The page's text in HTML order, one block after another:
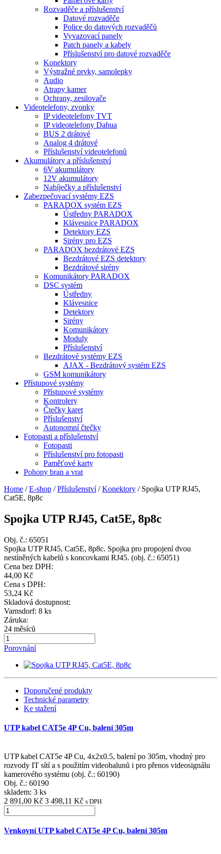
Rozvaděče a příslušenství
Datové rozvaděče
Police do datových rozvaděčů
Vyvazovací panely
Patch panely a kabely
Příslušenství pro datové rozvaděče
Konektory
Výstražné prvky, samolepky
Audio
Atrapy kamer
Ochrany, zesilovače
Videotelefony, zvonky
IP videotelefony TVT
IP videotelefony Dahua
BUS 2 drátové
Analog 4 drátové
Příslušenství videotelefonů
Akumulátory a příslušenství
6V akumulátory
12V akumulátory
Nabíječky a příslušenství
Zabezpečovací systémy EZS
PARADOX systém EZS
Ústředny PARADOX
Klávesnice PARADOX
Detektory EZS
Sirény pro EZS
PARADOX bezdrátové EZS
Bezdrátové EZS detektory
Bezdrátové sirény
Komunikátory PARADOX
DSC systém
Ústředny
Klávesnice
Detektory
Sirény
Komunikátory
Moduly
Příslušenství
Bezdrátové systémy EZS
AJAX - Bezdrátový systém EZS
GSM komunikátory
Přístupové systémy
Přístupové systémy
Kontrolery
Čtečky karet
Příslušenství
Autonomní čtečky
Fotopasti a příslušenství
Fotopasti
Příslušenství pro fotopasti
Paměťové karty
Pohony bran a vrat
Home / E-shop / Příslušenství / Konektory /Spojka UTP RJ45,
Cat5E, 8p8c
Spojka UTP RJ45, Cat5E, 8p8c
Obj. č.: 65051
Spojka UTP RJ45, Cat5E, 8p8c. Spojka pro propojení dvou
nestíněných kabelů s koncovkami RJ45. (obj. č.: 65051)
Cena bez DPH:
44,00 Kč
Cena s DPH:
53,24 Kč
Skladová dostupnost:
Varnsdorf: 8 ks
Záruka:
24 měsíců
Porovnání
Doporučené produkty
Technické parametry
Ke stažení
UTP kabel CAT5e 4P Cu, balení 305m
UTP kabel CAT5e 4P Cu, 4x2x0.5, balení po 305m, vhodný pro
rozvody IT sítí a s použitím videobalunů i pro přenos videosignálu
kamerového systému (obj. č.: 60190)
Obj. č.: 60190
skladem: 3 ks
2 891,00 Kč 3 498,11 Kč s DPH
Venkovní UTP kabel CAT5e 4P Cu, balení 305m